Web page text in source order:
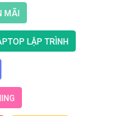
MÃI
LẬP TRÌNH